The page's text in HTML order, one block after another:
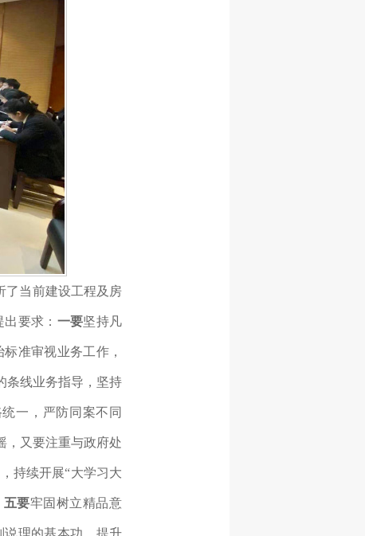
了当前建设工程及房
要求： 一要坚持凡
准审视业务工作，
条线业务指导，坚持
一，严防同案不同
，又要注重与政府处
持续开展“大学习大
五要牢固树立精品意
说理的基本功，提升